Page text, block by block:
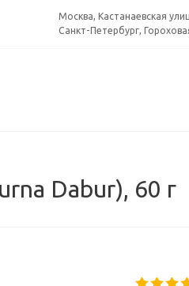
Москва, Кастанаевская
Санкт-Петербург,
Dabur), 60 г